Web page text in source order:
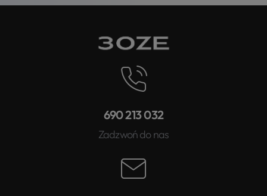
690 213 032
Zadzwoń do nas